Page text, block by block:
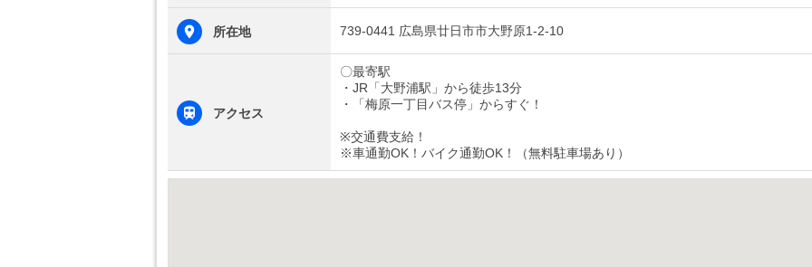
所在地 739-0441 広島県廿日市市大野原1-2-10
アクセス
〇最寄駅
・JR「大野浦駅」から徒歩13分
・「梅原一丁目バス停」からすぐ！
※交通費支給！
※車通勤OK！バイク通勤OK！（無料駐車場あり）